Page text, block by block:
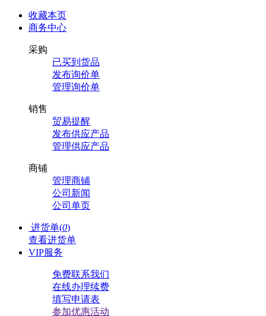
收藏本页
商务中心
采购
已买到货品
发布询价单
管理询价单
销售
贸易提醒
发布供应产品
管理供应产品
商铺
管理商铺
公司新闻
公司单页
进货单(0)
查看进货单
VIP服务
免费联系我们
在线办理续费
填写申请表
参加优惠活动